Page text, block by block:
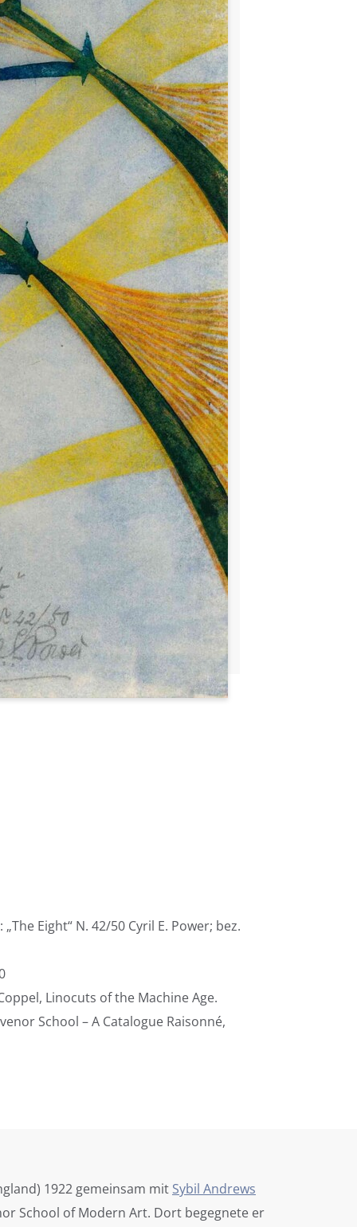
Eight“ N. 42/50 Cyril E. Power; bez.
Linocuts of the Machine Age.
School – A Catalogue Raisonné,
1922 gemeinsam mit Sybil Andrews
School of Modern Art. Dort begegnete er